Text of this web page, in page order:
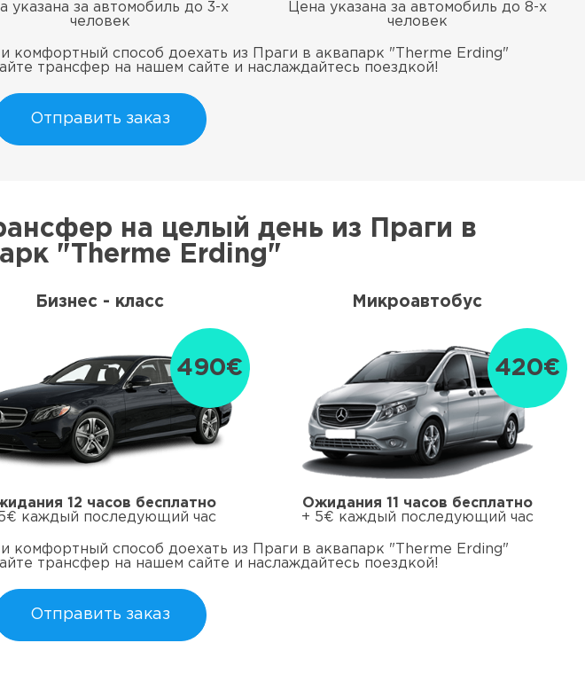
указана за автомобиль до 3-х
человек
Цена указана за автомобиль до 8-х
человек
комфортный способ доехать из Праги в аквапарк "Therme Erding"
трансфер на нашем сайте и наслаждайтесь поездкой!
Отправить заказ
на целый день из Праги в
"Therme Erding"
Бизнес - класс
490€
12 часов бесплатно
каждый последующий час
Микроавтобус
420€
Ожидания 11 часов бесплатно
+ 5€ каждый последующий час
комфортный способ доехать из Праги в аквапарк "Therme Erding"
трансфер на нашем сайте и наслаждайтесь поездкой!
Отправить заказ